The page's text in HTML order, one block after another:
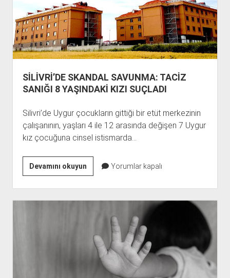
SİLİVRİ’DE SKANDAL SAVUNMA: TACİZ
SANIĞI 8 YAŞINDAKİ KIZI SUÇLADI
Silivri’de Uygur çocukların gittiği bir etüt merkezinin
çalışanının, yaşları 4 ile 12 arasında değişen 7 Uygur
kız çocuğuna cinsel istismarda…
Devamını okuyunSİLİVRİ’DE
SKANDAL
SAVUNMA:
TACİZ
YAŞINDAKİ
KIZI
SUÇLADI
Yorumlar kapalı